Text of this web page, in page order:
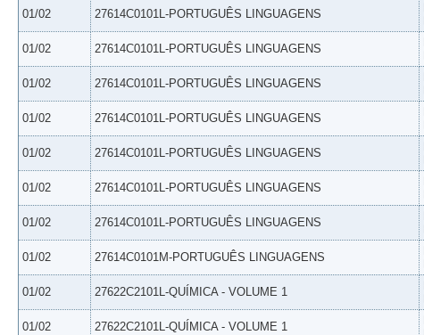
01/02 27614C0101L-PORTUGUÊS LINGUAGENS
01/02 27614C0101L-PORTUGUÊS LINGUAGENS
01/02 27614C0101L-PORTUGUÊS LINGUAGENS
01/02 27614C0101L-PORTUGUÊS LINGUAGENS
01/02 27614C0101L-PORTUGUÊS LINGUAGENS
01/02 27614C0101L-PORTUGUÊS LINGUAGENS
01/02 27614C0101L-PORTUGUÊS LINGUAGENS
01/02 27614C0101M-PORTUGUÊS LINGUAGENS
01/02 27622C2101L-QUÍMICA - VOLUME 1
01/02 27622C2101L-QUÍMICA - VOLUME 1